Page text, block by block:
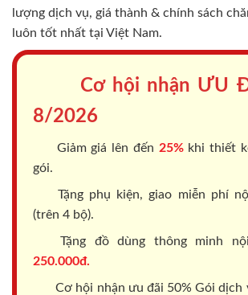
lượng dịch vụ, giá thành & chính sách
luôn tốt nhất tại Việt Nam.
Cơ hội nhận ƯU
8/2026
Giảm giá lên đến 25%khi thiết
gói.
Tặng phụ kiện, giao miễn phí
(trên 4 bộ).
Tặng đồ dùng thông minh
250.000đ.
Cơ hội nhận ưu đãi 50% Gói dịch